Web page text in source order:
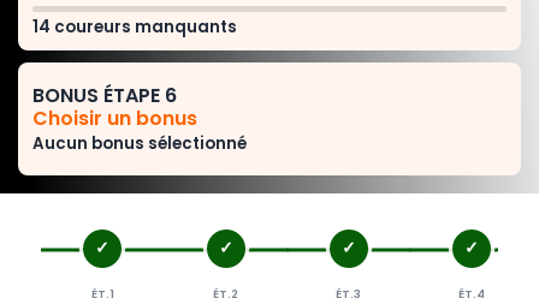
14 coureurs manquants
BONUS ÉTAPE 6
Choisir un bonus
Aucun bonus sélectionné